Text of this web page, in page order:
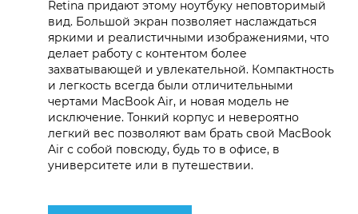
Retina придают этому ноутбуку неповторимый
вид. Большой экран позволяет наслаждаться
яркими и реалистичными изображениями, что
делает работу с контентом более
захватывающей и увлекательной. Компактность
и легкость всегда были отличительными
чертами MacBook Air, и новая модель не
исключение. Тонкий корпус и невероятно
легкий вес позволяют вам брать свой MacBook
Air с собой повсюду, будь то в офисе, в
университете или в путешествии.